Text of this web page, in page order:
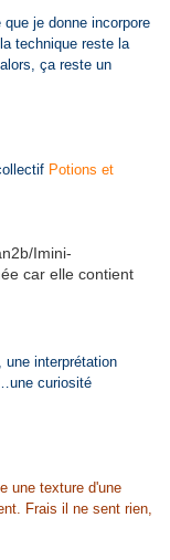
que je donne incorpore
technique reste la
ça reste un
Potions et
, une interprétation
curiosité
une texture d'une
Frais il ne sent rien,